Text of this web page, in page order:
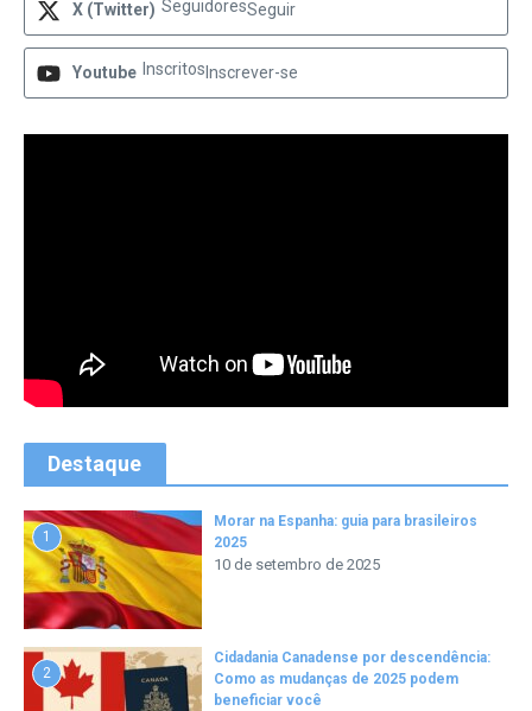
X (Twitter) SeguidoresSeguir
Youtube Inscritos Inscrever-se
Destaque
1
Morar na Espanha: guia para brasileiros
2025
10 de setembro de 2025
2
Cidadania Canadense por descendência:
Como as mudanças de 2025 podem
beneficiar você